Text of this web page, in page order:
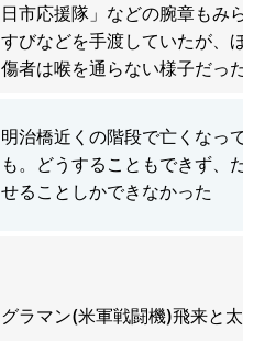
日市応援隊」などの腕章もみら
すびなどを手渡していたが、ほ
傷者は喉を通らない様子だった
明治橋近くの階段で亡くなって
も。どうすることもできず、た
せることしかできなかった
グラマン(米軍戦闘機)飛来と太